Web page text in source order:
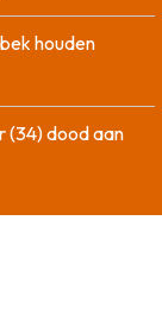
houden
(34) dood aan